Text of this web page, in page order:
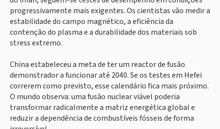
progressivamente mais exigentes. Os cientistas vão medir a
estabilidade do campo magnético, a eficiência da
contenção do plasma e a durabilidade dos materiais sob
stress extremo.
China estabeleceu a meta de ter um reactor de fusão
demonstrador a funcionar até 2040. Se os testes em Hefei
correrem como previsto, esse calendário fica mais próximo.
O mundo observa: uma fusão nuclear viável poderia
transformar radicalmente a matriz energética global e
reduzir a dependência de combustíveis fósseis de forma